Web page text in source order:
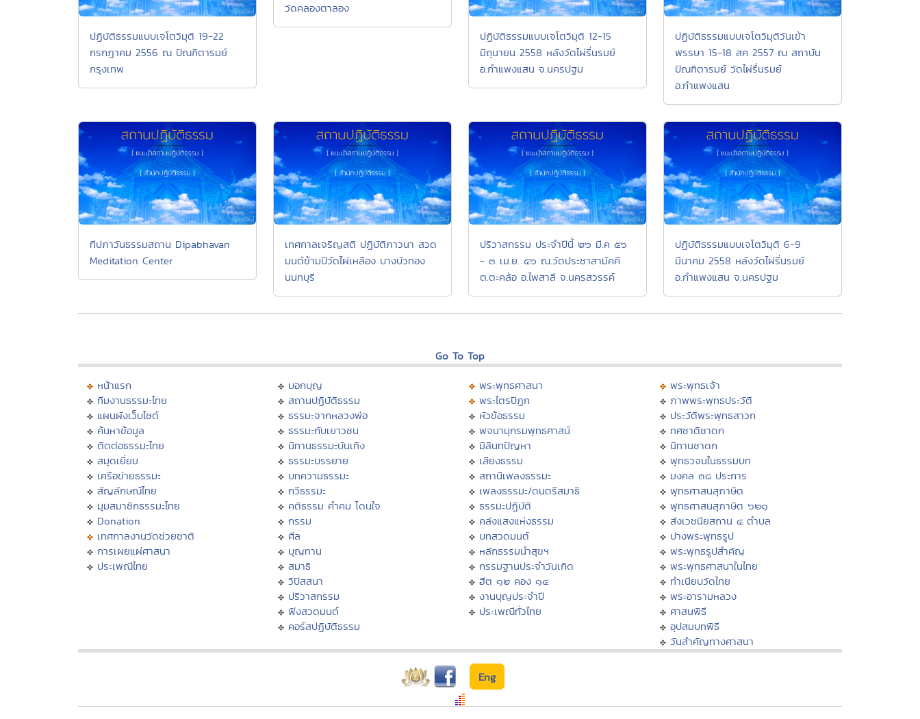
ปฏิบัติธรรมแบบเจโตวิมุติ 19-22
กรกฎาคม 2556 ณ ปัณฑิตารมย์
กรุงเทพ
วัดคลองตาลอง
ปฏิบัติธรรมแบบเจโตวิมุติ 12-15
มิถุนายน 2558 หลังวัดไผ่รื่นรมย์
อ.กำแพงแสน จ.นครปฐม
ปฏิบัติธรรมแบบเจโตวิมุติวันเข้า
พรรษา 15-18 สค 2557 ณ สถาบัน
ปัณฑิตารมย์ วัดไผ่รื่นรมย์
อ.กำแพงแสน
ทีปภาวันธรรมสถาน Dipabhavan
Meditation Center
เทศกาลเจริญสติ ปฏิบัติภาวนา สวด
มนต์ข้ามปีวัดไผ่เหลือง บางบัวทอง
นนทบุรี
ปริวาสกรรม ประจำปีนี้ ๒๖ มี.ค ๕๖
- ๓ เม.ย. ๕๖ ณ.วัดประชาสามัคคี
ต.ตะคล้อ อ.ไพสาลี จ.นครสวรรค์
ปฏิบัติธรรมแบบเจโตวิมุติ 6-9
มีนาคม 2558 หลังวัดไผ่รื่นรมย์
อ.กำแพงแสน จ.นครปฐม
Go To Top
หน้าแรก
ทีมงานธรรมะไทย
แผนผังเว็บไซต์
ค้นหาข้อมูล
ติดต่อธรรมะไทย
สมุดเยี่ยม
เครือข่ายธรรมะ
สัญลักษณ์ไทย
มุมสมาชิกธรรมะไทย
Donation
เทศกาลงานวัดช่วยชาติ
การเผยแผ่ศาสนา
ประเพณีไทย
บอกบุญ
สถานปฏิบัติธรรม
ธรรมะจากหลวงพ่อ
ธรรมะกับเยาวชน
นิทานธรรมะบันเทิง
ธรรมะบรรยาย
บทความธรรมะ
กวีธรรมะ
คติธรรม คำคม โดนใจ
กรรม
ศีล
บุญทาน
สมาธิ
วิปัสสนา
ปริวาสกรรม
ฟังสวดมนต์
คอร์สปฏิบัติธรรม
พระพุทธศาสนา
พระไตรปิฏก
หัวข้อธรรม
พจนานุกรมพุทธศาสน์
มิลินทปัญหา
เสียงธรรม
สถานีเพลงธรรมะ
เพลงธรรมะ/ดนตรีสมาธิ
ธรรมะปฏิบัติ
คลังแสงแห่งธรรม
บทสวดมนต์
หลักธรรมนำสุขฯ
กรรมฐานประจำวันเกิด
ฮีต ๑๒ คอง ๑๔
งานบุญประจำปี
ประเพณีทั่วไทย
พระพุทธเจ้า
ภาพพระพุทธประวัติ
ประวัติพระพุทธสาวก
ทศชาติชาดก
นิทานชาดก
พุทธวจนในธรรมบท
มงคล ๓๘ ประการ
พุทธศาสนสุภาษิต
พุทธศาสนสุภาษิต ๖๒๑
สังเวชนียสถาน ๔ ตำบล
ปางพระพุทธรูป
พระพุทธรูปสำคัญ
พระพุทธศาสนาในไทย
ทำเนียบวัดไทย
พระอารามหลวง
ศาสนพิธี
อุปสมบทพิธี
วันสำคัญทางศาสนา
Eng